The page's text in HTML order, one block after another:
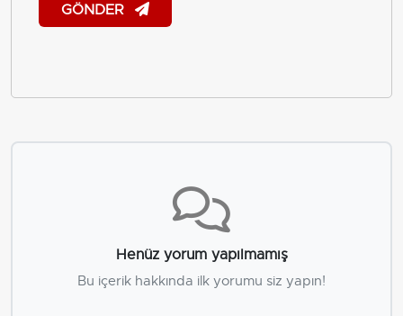
GÖNDER
Henüz yorum yapılmamış
Bu içerik hakkında ilk yorumu siz yapın!